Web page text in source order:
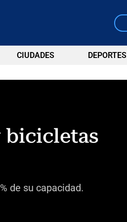
CIUDADES DEPORTES
bicicletas
de su capacidad.